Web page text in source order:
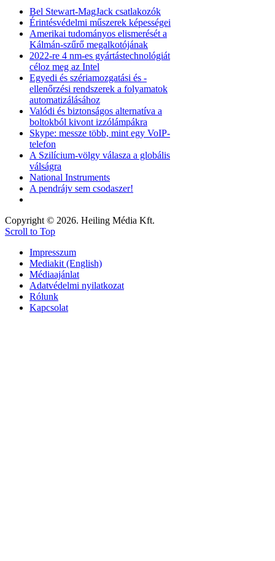
Bel Stewart-MagJack csatlakozók
Érintésvédelmi műszerek képességei
Amerikai tudományos elismerését a
Kálmán-szűrő megalkotójának
2022-re 4 nm-es gyártástechnológiát
céloz meg az Intel
Egyedi és szériamozgatási és -
ellenőrzési rendszerek a folyamatok
automatizálásához
Valódi és biztonságos alternatíva a
boltokból kivont izzólámpákra
Skype: messze több, mint egy VoIP-
telefon
A Szilícium-völgy válasza a globális
válságra
National Instruments
A pendrájv sem csodaszer!
Copyright © 2026. Heiling Média Kft.
Scroll to Top
Impresszum
Mediakit (English)
Médiaajánlat
Adatvédelmi nyilatkozat
Rólunk
Kapcsolat